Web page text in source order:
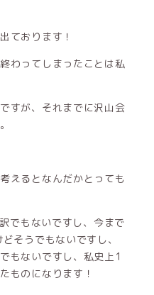
ております！
わってしまったことは私
すが、それまでに沢山会
えるとなんだかとっても
でもないですし、今まで
そうでもないですし、
もないですし、私史上1
ものになります！